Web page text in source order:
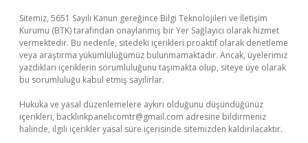
Sitemiz, 5651 Sayılı Kanun gereğince Bilgi Teknolojileri ve İletişim
Kurumu (BTK) tarafından onaylanmış bir Yer Sağlayıcı olarak hizmet
vermektedir. Bu nedenle, sitedeki içerikleri proaktif olarak denetleme
veya araştırma yükümlülüğümüz bulunmamaktadır. Ancak, üyelerimiz
yazdıkları içeriklerin sorumluluğunu taşımakta olup, siteye üye olarak
bu sorumluluğu kabul etmiş sayılırlar.
Hukuka ve yasal düzenlemelere aykırı olduğunu düşündüğünüz
içerikleri, backlinkpanelicomtr@gmail.com adresine bildirmeniz
halinde, ilgili içerikler yasal süre içerisinde sitemizden kaldırılacaktır.